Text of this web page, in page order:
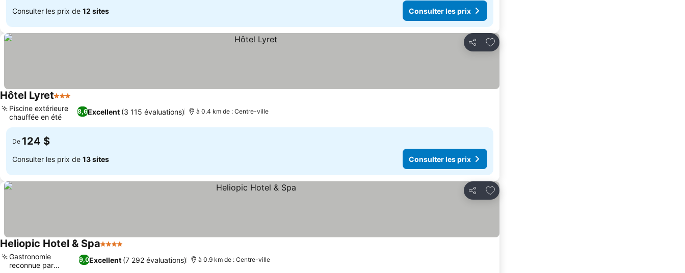
Consulter les prix de 12 sites Consulter les prix
Partager
Ajouter à mes favoris
Hôtel Lyret3 Étoiles
8,6Excellent (3 115 évaluations)
Piscine extérieure
chauffée en été
à 0.4 km de : Centre-ville
De 124 $
Consulter les prix de 13 sites Consulter les prix
Partager
Ajouter à mes favoris
Heliopic Hotel & Spa4 Étoiles
9,0Excellent (7 292 évaluations)
Gastronomie
reconnue par
à 0.9 km de : Centre-ville